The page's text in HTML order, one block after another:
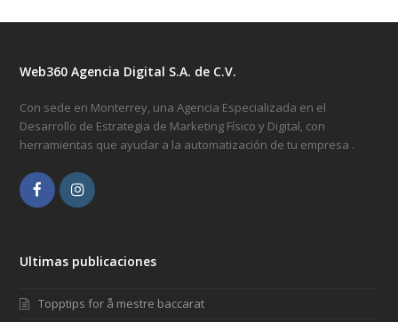
Web360 Agencia Digital S.A. de C.V.
Con sede en Monterrey, una Agencia Especializada en el
Desarrollo de Estrategia de Marketing Físico y Digital, con
herramientas que ayudar a la automatización de tu empresa .
FacebookInstagram
Ultimas publicaciones
Topptips for å mestre baccarat